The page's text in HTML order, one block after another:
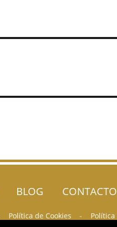
BLOG CONTACTO
Política de Cookies -